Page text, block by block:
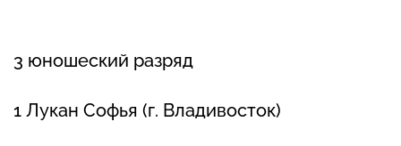
3 юношеский разряд
1 Лукан Софья (г. Владивосток)